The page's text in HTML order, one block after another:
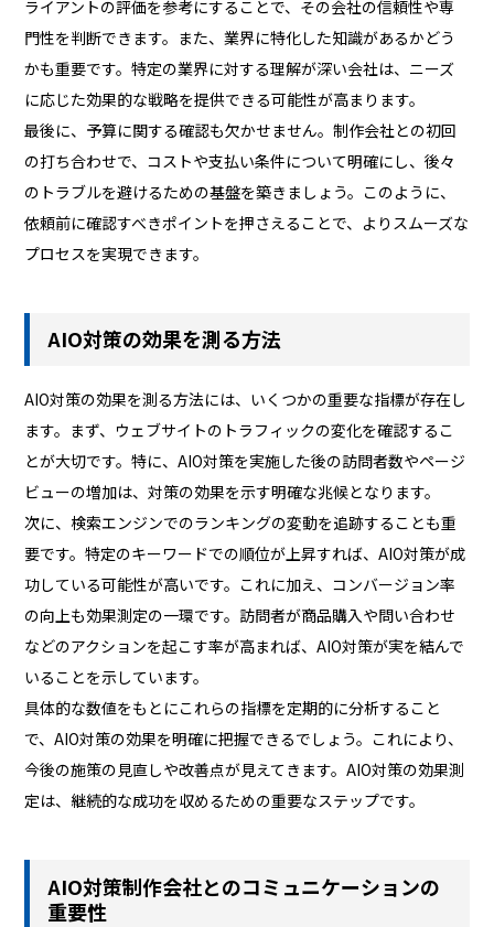
ライアントの評価を参考にすることで、その会社の信頼性や専
門性を判断できます。また、業界に特化した知識があるかどう
かも重要です。特定の業界に対する理解が深い会社は、ニーズ
に応じた効果的な戦略を提供できる可能性が高まります。
最後に、予算に関する確認も欠かせません。制作会社との初回
の打ち合わせで、コストや支払い条件について明確にし、後々
のトラブルを避けるための基盤を築きましょう。このように、
依頼前に確認すべきポイントを押さえることで、よりスムーズな
プロセスを実現できます。
AIO対策の効果を測る方法
AIO対策の効果を測る方法には、いくつかの重要な指標が存在し
ます。まず、ウェブサイトのトラフィックの変化を確認するこ
とが大切です。特に、AIO対策を実施した後の訪問者数やページ
ビューの増加は、対策の効果を示す明確な兆候となります。
次に、検索エンジンでのランキングの変動を追跡することも重
要です。特定のキーワードでの順位が上昇すれば、AIO対策が成
功している可能性が高いです。これに加え、コンバージョン率
の向上も効果測定の一環です。訪問者が商品購入や問い合わせ
などのアクションを起こす率が高まれば、AIO対策が実を結んで
いることを示しています。
具体的な数値をもとにこれらの指標を定期的に分析すること
で、AIO対策の効果を明確に把握できるでしょう。これにより、
今後の施策の見直しや改善点が見えてきます。AIO対策の効果測
定は、継続的な成功を収めるための重要なステップです。
AIO対策制作会社とのコミュニケーションの
重要性